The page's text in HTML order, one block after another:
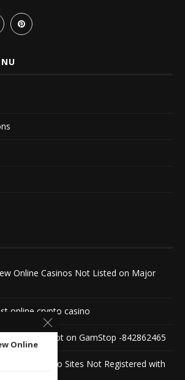
Online Casinos Not Listed on Major
online crypto casino
of Casinos Not on GamStop -842862465
of Casino Sites Not Registered with
Online